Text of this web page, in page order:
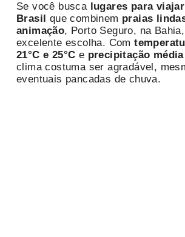
Se você busca lugares para
Brasil
que combinem praias
animação, Porto Seguro, na
excelente escolha. Com
21°C e 25°C e precipitação
clima costuma ser agradável,
eventuais pancadas de chuva.